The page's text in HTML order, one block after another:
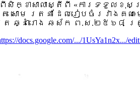
ក្ខាសាលាស្តីពី «ការទទួលខុស
ម រតនា ដែលរៀបចំរវាងគណៈម
ត្រ ឆ្នាំរោង ឆស័ក ព.ស.២៥៦៨
docs.google.com/.../1UsYa1n2x.../